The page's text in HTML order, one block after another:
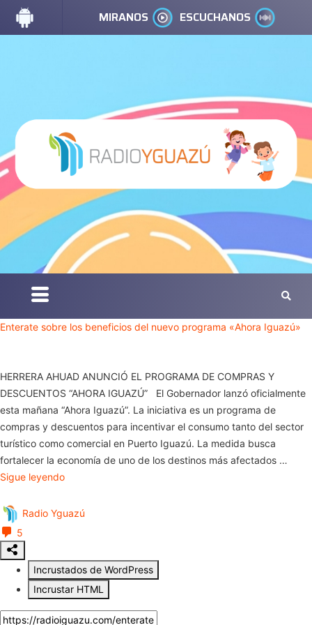
MIRANOS ESCUCHANOS
Enterate sobre los beneficios del nuevo programa «Ahora Iguazú»
HERRERA AHUAD ANUNCIÓ EL PROGRAMA DE COMPRAS Y
DESCUENTOS “AHORA IGUAZÚ” El Gobernador lanzó oficialmente
esta mañana “Ahora Iguazú”. La iniciativa es un programa de
compras y descuentos para incentivar el consumo tanto del sector
turístico como comercial en Puerto Iguazú. La medida busca
fortalecer la economía de uno de los destinos más afectados …
Sigue leyendo
Radio Yguazú
5
Incrustados de WordPress
Incrustar HTML